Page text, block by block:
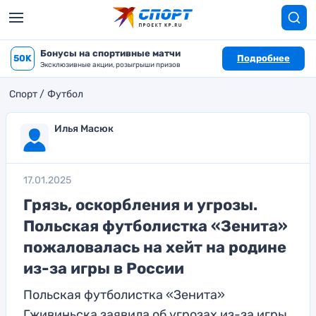
50K Бонусы на спортивные матчи
Эксклюзивные акции, розыгрыши призов
Подробнее
Спорт Футбол
Илья Масюк
17.01.2025
Грязь, оскорбления и угрозы.
Польская футболистка «Зенита»
пожаловалась на хейт на родине
из-за игры в России
Польская футболистка «Зенита»